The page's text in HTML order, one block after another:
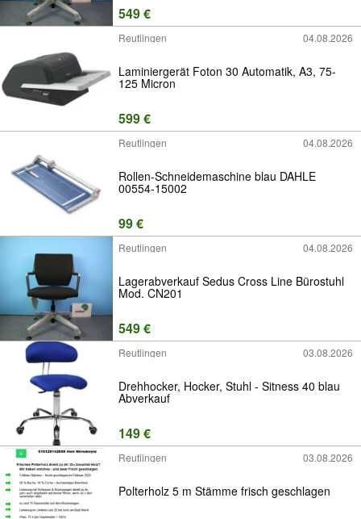
549 €
Reutlingen 04.08.2026
Laminiergerät Foton 30 Automatik, A3, 75-
125 Micron
599 €
Reutlingen 04.08.2026
Rollen-Schneidemaschine blau DAHLE
00554-15002
99 €
Reutlingen 04.08.2026
Lagerabverkauf Sedus Cross Line Bürostuhl
Mod. CN201
549 €
Reutlingen 03.08.2026
Drehhocker, Hocker, Stuhl - Sitness 40 blau
Abverkauf
149 €
Reutlingen 03.08.2026
Polterholz 5 m Stämme frisch geschlagen